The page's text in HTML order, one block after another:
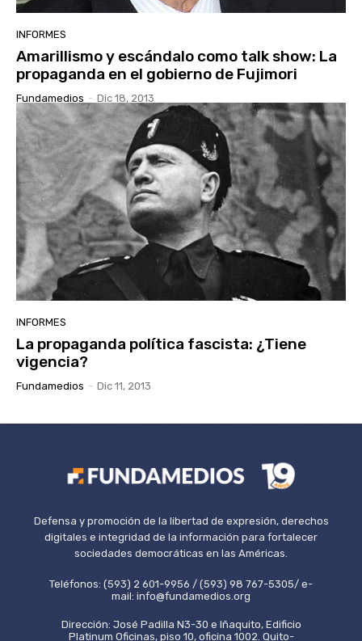
INFORMES
Amarillismo y escándalo como talk show: La
propaganda en el gobierno de Fujimori
Fundamedios - Dic 18, 2013
INFORMES
La propaganda política fascista: ¿Tiene
vigencia?
Fundamedios - Dic 11, 2013
Defensa y promoción de la libertad de expresión, derechos
digitales e integridad de la información para fortalecer
sociedades democráticas en las Américas.
Teléfonos: (593) 2 601-9956 / (593) 98 767-5305/ e-
mail: info@fundamedios.org
Dirección: José Padilla N3-30 e Iñaquito, Edificio
Platinum Oficinas, piso 10, oficina 1002. Quito-